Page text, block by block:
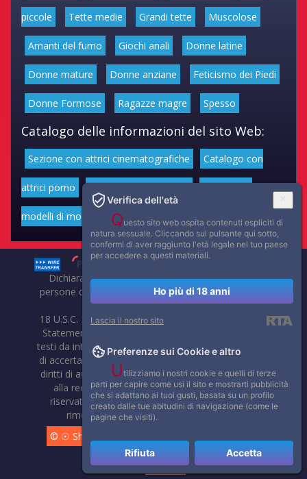
piccole Tette medie Grandi tette Muscolose
Amanti del fumo Giochi anali Donne latine
Donne mature Donne anziane Feticismo dei Piedi
Donne Formose Ragazze magre Spesso
Catalogo delle informazioni del sito Web:
Sezione con attrici cinematografiche Catalogo con
attrici porno Portfolio di belle attrici Portfolio di
modelli di moda volgari
Dichiarazione di non responsabilità: tutti i membri e le
persone che compaiono su questo sito hanno almeno 18
anni.
18 U.S.C. 2257 Record-Keeping Requirements Compliance
Statement. Affaritaliani, prima di pubblicare foto, video o
testi da internet, compie tutte le opportune verifiche al fine
di accertarne il libero regime di circolazione e non violare i
diritti di autore o altri diritti esclusivi di terzi. Per segnalare
alla redazione eventuali errori nell'uso del materiale
riservato, scriveteci: provvederemo prontamente alla
rimozione del materiale lesivo di diritti di terzi.
© ☉ Show di Sesso VivoCam. 2014 - 2026. Tutti i diritti
riservati.
Verifica dell'età
Questo sito web ospita contenuti espliciti di
natura sessuale. Cliccando sul pulsante qui sotto,
confermi di aver raggiunto l'età legale nel tuo paese
per accedere a questi materiali.
Ho più di 18 anni
Lascia il nostro sito
Preferenze sui Cookie e altro
Utilizziamo i nostri cookie e quelli di terze
parti per capire come usi il sito e mostrarti pubblicità
che si adattano ai tuoi gusti, basata su un profilo
creato dalle tue abitudini di navigazione (come le
pagine che visiti).
Rifiuta Accetta